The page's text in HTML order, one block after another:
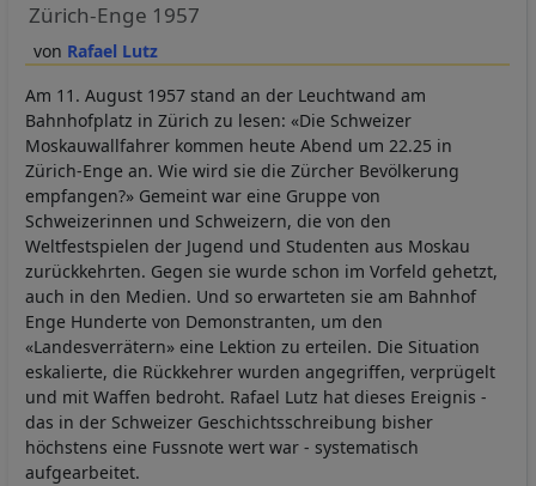
Rafael Lutz
Zürich-Enge 1957
Am 11. August 1957 stand an der Leuchtwand am
Bahnhofplatz in Zürich zu lesen: «Die Schweizer
Moskauwallfahrer kommen heute Abend um 22.25 in
Zürich-Enge an. Wie wird sie die Zürcher Bevölkerung
empfangen?» Gemeint war eine Gruppe von
Schweizerinnen und Schweizern, die von den
Weltfestspielen der Jugend und Studenten aus Moskau
zurückkehrten. Gegen sie wurde schon im Vorfeld gehetzt,
auch in den Medien. Und so erwarteten sie am Bahnhof
Enge Hunderte von Demonstranten, um den
«Landesverrätern» eine Lektion zu erteilen. Die Situation
eskalierte, die Rückkehrer wurden angegriffen, verprügelt
und mit Waffen bedroht. Rafael Lutz hat dieses Ereignis -
das in der Schweizer Geschichtsschreibung bisher
höchstens eine Fussnote wert war - systematisch
aufgearbeitet.